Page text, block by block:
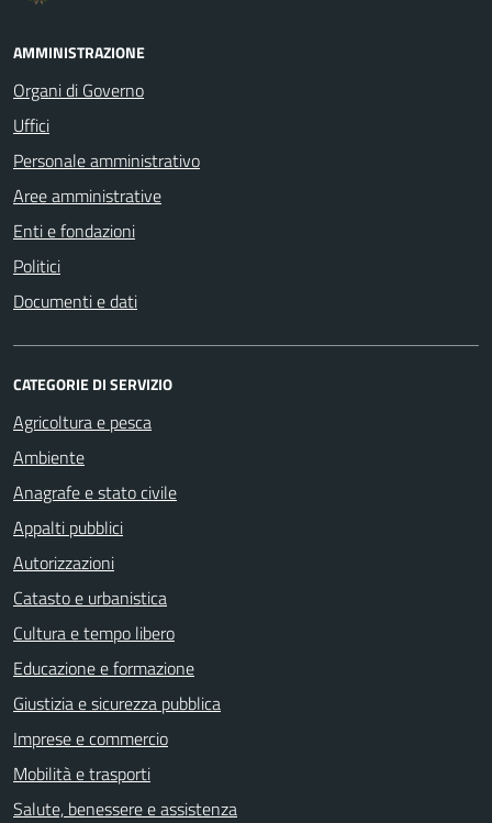
AMMINISTRAZIONE
Organi di Governo
Uffici
Personale amministrativo
Aree amministrative
Enti e fondazioni
Politici
Documenti e dati
CATEGORIE DI SERVIZIO
Agricoltura e pesca
Ambiente
Anagrafe e stato civile
Appalti pubblici
Autorizzazioni
Catasto e urbanistica
Cultura e tempo libero
Educazione e formazione
Giustizia e sicurezza pubblica
Imprese e commercio
Mobilità e trasporti
Salute, benessere e assistenza